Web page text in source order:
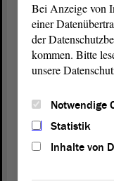
FDP)
Insofern freue
Ausschüssen.
Ansporn sein
seiner
der
Bei Anzeige von
einer
der
kommen. Bitte
unsere
Notwendige
Statistik
Inhalte von